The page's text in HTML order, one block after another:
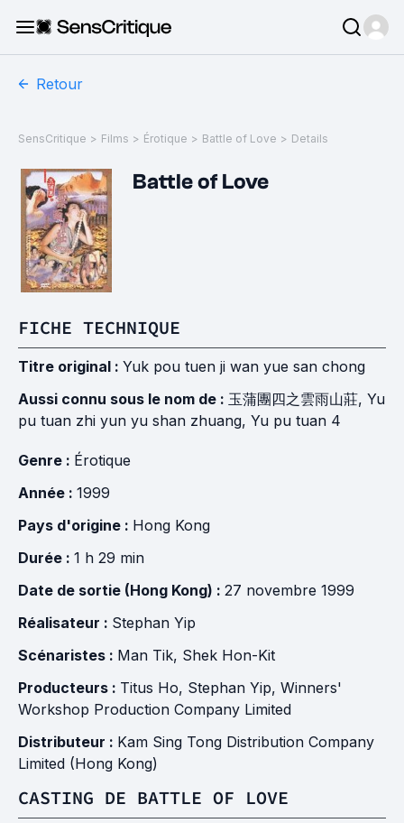
Retour
SensCritique > Films > Érotique > Battle of Love > Details
Battle of Love
FICHE TECHNIQUE
Titre original : Yuk pou tuen ji wan yue san chong
Aussi connu sous le nom de : 玉蒲團四之雲雨山莊, Yu
pu tuan zhi yun yu shan zhuang, Yu pu tuan 4
Genre : Érotique
Année : 1999
Pays d'origine : Hong Kong
Durée : 1 h 29 min
Date de sortie (Hong Kong) : 27 novembre 1999
Réalisateur : Stephan Yip
Scénaristes : Man Tik, Shek Hon-Kit
Producteurs : Titus Ho, Stephan Yip, Winners'
Workshop Production Company Limited
Distributeur : Kam Sing Tong Distribution Company
Limited (Hong Kong)
CASTING DE BATTLE OF LOVE